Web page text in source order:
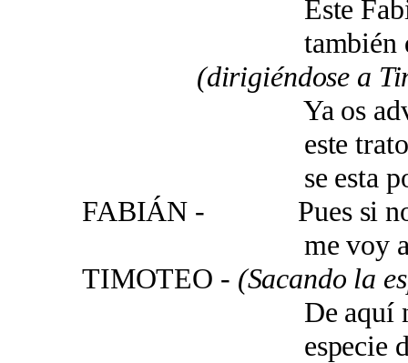
Este Fabián
también quiere
(dirigiéndose a
Ya os advertí
este trato por
se esta
FABIÁN - Pues si no
me voy a otro
TIMOTEO - (Sacando la
De aquí no se
especie de